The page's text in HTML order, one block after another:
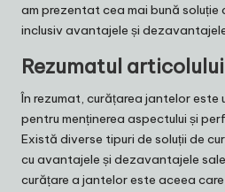
am prezentat cea mai bună soluție
inclusiv avantajele și
Rezumatul articolului
În rezumat, curățarea jantelor
pentru menținerea aspectului și
Există diverse tipuri de soluții de
cu avantajele și dezavantajele
curățare a jantelor este aceea